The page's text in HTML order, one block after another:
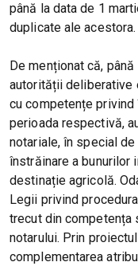
până la data de 1
duplicate ale acestora.
De menționat că,
autorității deliberative
cu competențe
perioada respectivă,
notariale, în special
înstrăinare a bunurilor
destinație agricolă.
Legii privind
trecut din competența
notarului. Prin
complementarea